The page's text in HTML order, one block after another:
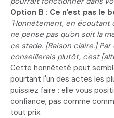
Option B : Ce n'est pas le
"Honnêtement, en écoutant
ne pense pas qu'on soit la
ce stade. [Raison claire.]
conseillerais plutôt, c'est
Cette honnêteté peut
pourtant l'un des actes les
puissiez faire : elle vous
confiance, pas comme
tout prix.